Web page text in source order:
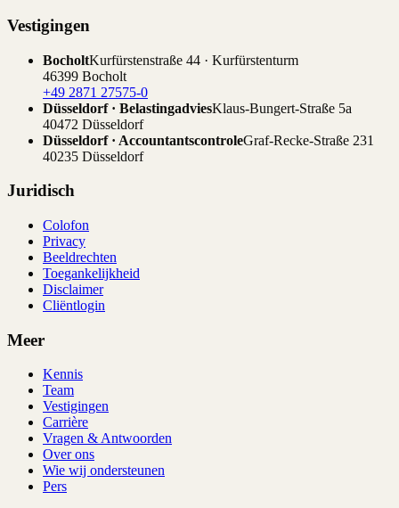
Vestigingen
BocholtKurfürstenstraße 44 · Kurfürstenturm
46399 Bocholt
+49 2871 27575-0
Düsseldorf · BelastingadviesKlaus-Bungert-Straße 5a
40472 Düsseldorf
Düsseldorf · AccountantscontroleGraf-Recke-Straße 231
40235 Düsseldorf
Juridisch
Colofon
Privacy
Beeldrechten
Toegankelijkheid
Disclaimer
Cliëntlogin
Meer
Kennis
Team
Vestigingen
Carrière
Vragen & Antwoorden
Over ons
Wie wij ondersteunen
Pers